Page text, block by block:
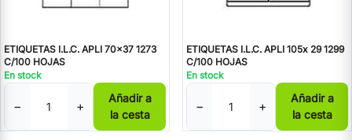
ETIQUETAS I.L.C. APLI 70x37 1273
C/100 HOJAS
En stock
− +
Añadir a
la cesta
ETIQUETAS I.L.C. APLI 105x 29 1299
C/100 HOJAS
En stock
− +
Añadir a
la cesta